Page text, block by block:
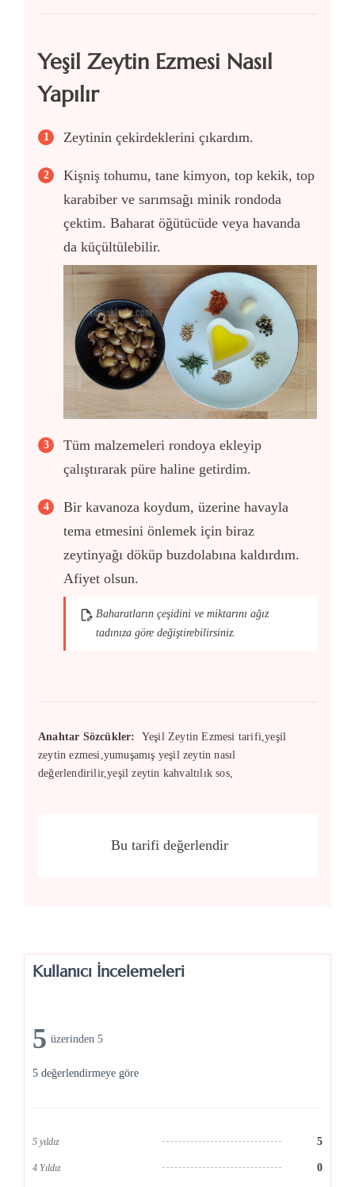
Yeşil Zeytin Ezmesi Nasıl
Yapılır
Zeytinin çekirdeklerini çıkardım.
Kişniş tohumu, tane kimyon, top kekik, top
karabiber ve sarımsağı minik rondoda
çektim. Baharat öğütücüde veya havanda
da küçültülebilir.
Tüm malzemeleri rondoya ekleyip
çalıştırarak püre haline getirdim.
Bir kavanoza koydum, üzerine havayla
tema etmesini önlemek için biraz
zeytinyağı döküp buzdolabına kaldırdım.
Afiyet olsun.
Baharatların çeşidini ve miktarını ağız
tadınıza göre değiştirebilirsiniz.
Anahtar Sözcükler:
Yeşil Zeytin Ezmesi tarifi,yeşil
zeytin ezmesi,yumuşamış yeşil zeytin nasıl
değerlendirilir,yeşil zeytin kahvaltılık sos,
Bu tarifi değerlendir
Kullanıcı İncelemeleri
5 üzerinden 5
5 değerlendirmeye göre
5 yıldız 5
4 Yıldız 0